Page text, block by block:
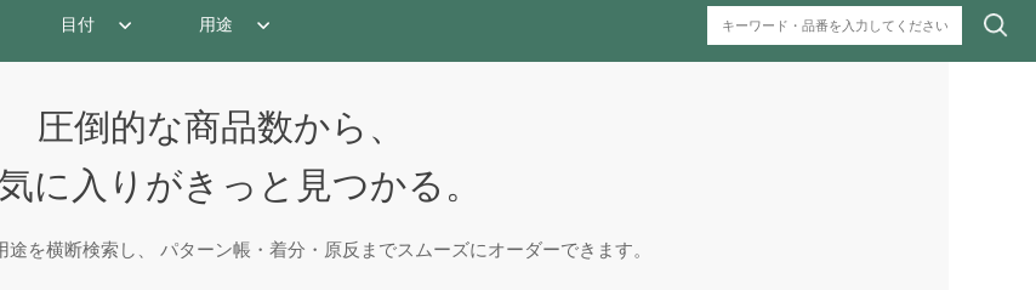
目付 用途
圧倒的な商品数から、
に入りがきっと見つかる。
を横断検索し、 パターン帳・着分・原反までスムーズにオーダーできます。